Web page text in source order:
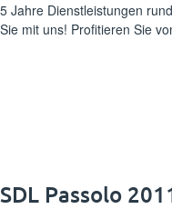
5 Jahre Dienstleistungen
Sie mit uns! Profitieren Sie
SDL Passolo